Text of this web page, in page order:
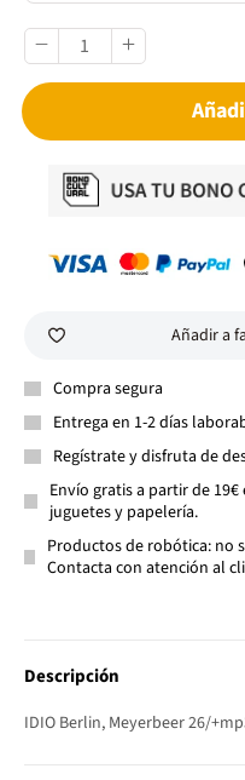
Añadir a
Compra segura
Entrega en 1-2 días
Regístrate y disfruta de
Envío gratis a partir de
juguetes y papelería.
Productos de robótica: no
Contacta con atención al
Descripción
IDIO Berlin, Meyerbeer 26/